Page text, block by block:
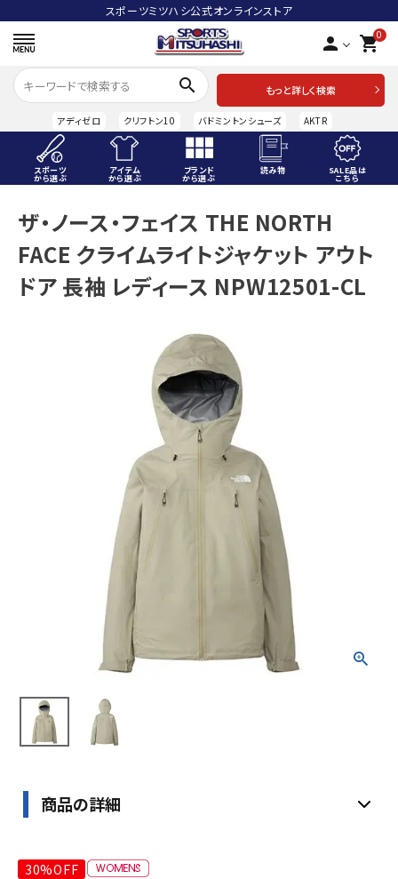
スポーツミツハシ公式オンラインストア
person 0
shopping_cart
search
もっと詳しく検索
アディゼロ クリフトン10 バドミントンシューズ AKTR
スポーツ
から選ぶ
アイテム
から選ぶ
ブランド
から選ぶ
読み物 SALE品は
こちら
ACCOUNT MENU
ようこそ ゲスト 様
meeting_room ログイン person 会員登録
プライバシーポリシー
ザ・ノース・フェイス THE NORTH
FACE クライムライトジャケット アウト
ドア 長袖 レディース NPW12501-CL
商品の詳細
30%OFF